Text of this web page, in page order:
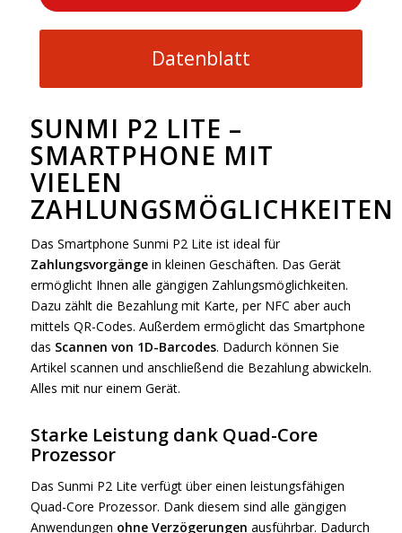
Datenblatt
SUNMI P2 LITE –
SMARTPHONE MIT
VIELEN
ZAHLUNGSMÖGLICHKEITEN
Das Smartphone Sunmi P2 Lite ist ideal für
Zahlungsvorgängein kleinen Geschäften. Das Gerät
ermöglicht Ihnen alle gängigen Zahlungsmöglichkeiten.
Dazu zählt die Bezahlung mit Karte, per NFC aber auch
mittels QR-Codes. Außerdem ermöglicht das Smartphone
das Scannen von 1D-Barcodes. Dadurch können Sie
Artikel scannen und anschließend die Bezahlung abwickeln.
Alles mit nur einem Gerät.
Starke Leistung dank Quad-Core
Prozessor
Das Sunmi P2 Lite verfügt über einen leistungsfähigen
Quad-Core Prozessor. Dank diesem sind alle gängigen
Anwendungen ohne Verzögerungen ausführbar. Dadurch